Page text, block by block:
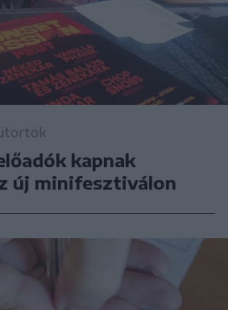
kapnak
új minifesztiválon